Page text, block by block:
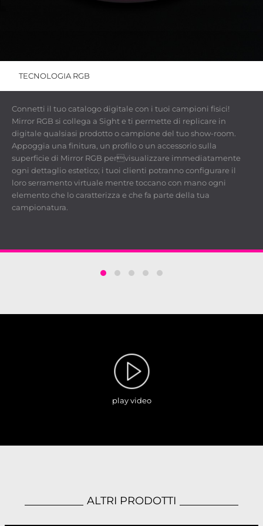
TECNOLOGIA RGB
Connetti il tuo catalogo digitale con i tuoi campioni fisici!
Mirror RGB si collega a Sight e ti permette di replicare in
digitale qualsiasi prodotto o campione del tuo show-room.
Appoggia una finitura, un profilo o un accessorio sulla
superficie di Mirror RGB pervisualizzare immediatamente
ogni dettaglio estetico; i tuoi clienti potranno configurare il
loro serramento virtuale mentre toccano con mano ogni
elemento che lo caratterizza e che fa parte della tua
campionatura.
play video
ALTRI PRODOTTI